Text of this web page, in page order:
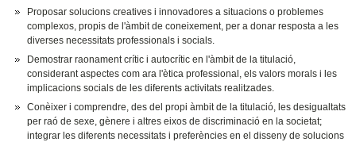
Proposar solucions creatives i innovadores a situacions o problemes
complexos, propis de l'àmbit de coneixement, per a donar resposta a les
diverses necessitats professionals i socials.
Demostrar raonament crític i autocrític en l'àmbit de la titulació,
considerant aspectes com ara l'ètica professional, els valors morals i les
implicacions socials de les diferents activitats realitzades.
Conèixer i comprendre, des del propi àmbit de la titulació, les desigualtats
per raó de sexe, gènere i altres eixos de discriminació en la societat;
integrar les diferents necessitats i preferències en el disseny de solucions